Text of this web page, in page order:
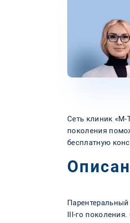
Сеть клиник «М-
поколения
бесплатную
III-го